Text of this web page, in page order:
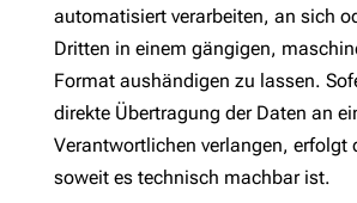
automatisiert verarbeiten, an sich
Dritten in einem gängigen,
Format aushändigen zu lassen.
direkte Übertragung der Daten an
Verantwortlichen verlangen, erfolgt
soweit es technisch machbar ist.